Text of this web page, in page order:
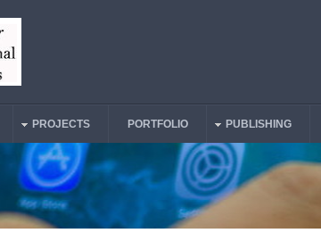
PROJECTS PORTFOLIO PUBLISHING